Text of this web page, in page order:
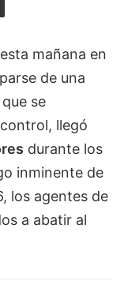
esta mañana en
de una
se
llegó
durante los
inminente de
los agentes de
a abatir al